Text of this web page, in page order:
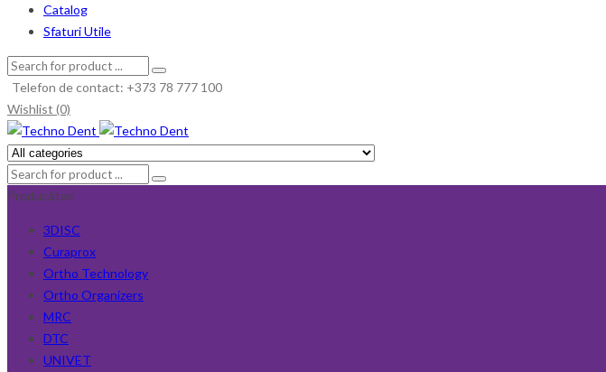
Catalog
Sfaturi Utile
Telefon de contact: +373 78 777 100
Wishlist (0)
Producători
3DISC
Curaprox
Ortho Technology
Ortho Organizers
MRC
DTC
UNIVET